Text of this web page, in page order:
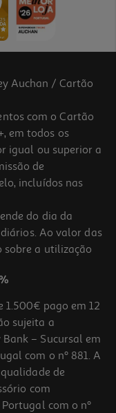
Auchan / Cartão
com o Cartão
em todos os
igual ou superior a
de
incluídos nas
do dia da
Ao valor das
sobre a utilização
pago em 12
sujeita a
– Sucursal em
com o nº 881. A
de
com
com o nº